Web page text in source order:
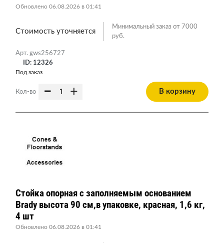
Арт. gws256727
ID: 12326
Обновлено 06.08.2026 в 01:41
Стоимость уточняется
Минимальный заказ от 7000
руб.
Под заказ
Кол-во - + В корзину
Стойка опорная c заполняемым основанием
Brady высота 90 см,в упаковке, красная, 1,6 кг,
4 шт
Обновлено 06.08.2026 в 01:41